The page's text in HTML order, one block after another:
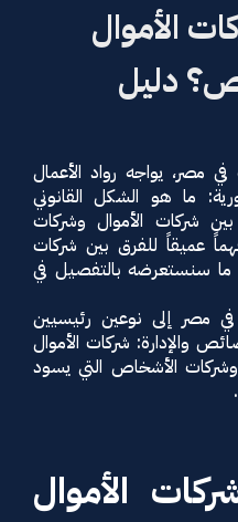
الأموال
دليل
مصر، يواجه رواد الأعمال
ما هو الشكل القانوني
شركات الأموال وشركات
عميقاً للفرق بين شركات
ما سنستعرضه بالتفصيل في
في مصر إلى نوعين رئيسيين
والإدارة: شركات الأموال
وشركات الأشخاص التي يسود
الأموال